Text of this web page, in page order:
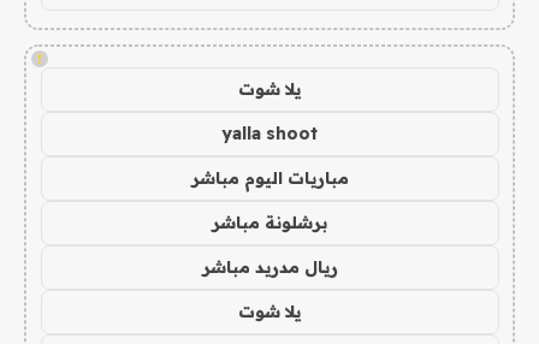
!
يلا شوت
yalla shoot
مباريات اليوم مباشر
برشلونة مباشر
ريال مدريد مباشر
يلا شوت